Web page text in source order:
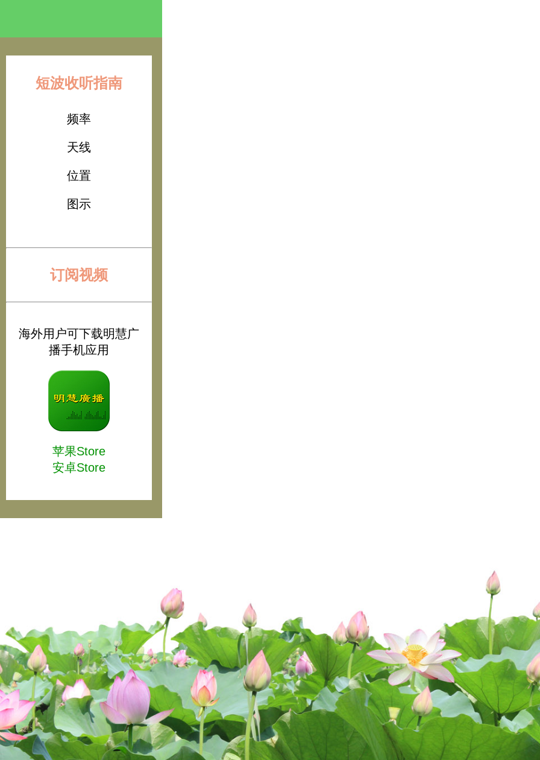
短波收听指南
频率
天线
位置
图示
订阅视频
海外用户可下载明慧广
播手机应用
苹果Store
安卓Store